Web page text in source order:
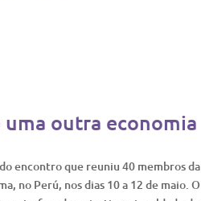
outra economia
encontro que reuniu 40 membros da
no Perú, nos dias 10 a 12 de maio. O